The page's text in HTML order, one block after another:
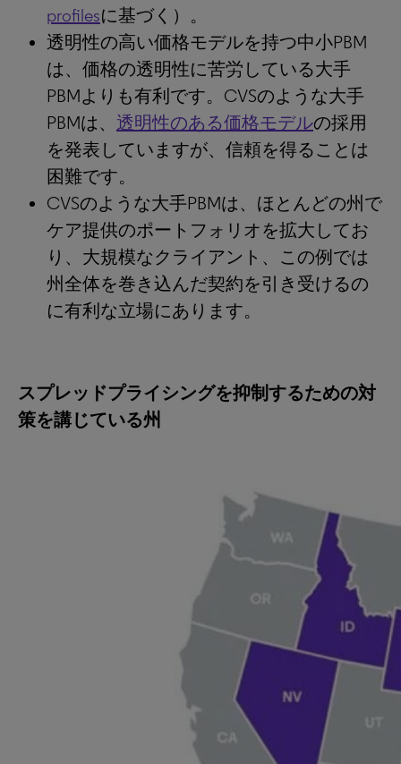
profilesに基づく）。
透明性の高い価格モデルを持つ中小PBM
は、価格の透明性に苦労している大手
PBMよりも有利です。CVSのような大手
PBMは、 透明性のある価格モデルの採用
を発表していますが、信頼を得ることは
困難です。
CVSのような大手PBMは、ほとんどの州で
ケア提供のポートフォリオを拡大してお
り、大規模なクライアント、この例では
州全体を巻き込んだ契約を引き受けるの
に有利な立場にあります。
スプレッドプライシングを抑制するための対
策を講じている州